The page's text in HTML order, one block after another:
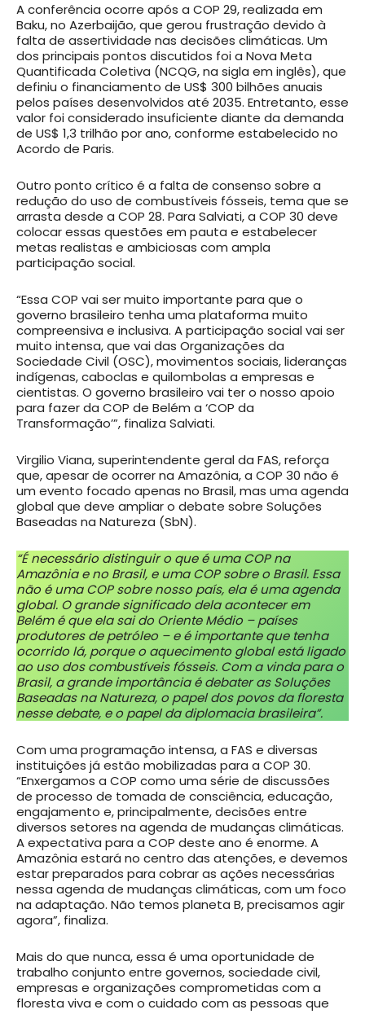
A conferência ocorre após a COP 29, realizada em
Baku, no Azerbaijão, que gerou frustração devido à
falta de assertividade nas decisões climáticas. Um
dos principais pontos discutidos foi a Nova Meta
Quantificada Coletiva (NCQG, na sigla em inglês), que
definiu o financiamento de US$ 300 bilhões anuais
pelos países desenvolvidos até 2035. Entretanto, esse
valor foi considerado insuficiente diante da demanda
de US$ 1,3 trilhão por ano, conforme estabelecido no
Acordo de Paris.
Outro ponto crítico é a falta de consenso sobre a
redução do uso de combustíveis fósseis, tema que se
arrasta desde a COP 28. Para Salviati, a COP 30 deve
colocar essas questões em pauta e estabelecer
metas realistas e ambiciosas com ampla
participação social.
“Essa COP vai ser muito importante para que o
governo brasileiro tenha uma plataforma muito
compreensiva e inclusiva. A participação social vai ser
muito intensa, que vai das Organizações da
Sociedade Civil (OSC), movimentos sociais, lideranças
indígenas, caboclas e quilombolas a empresas e
cientistas. O governo brasileiro vai ter o nosso apoio
para fazer da COP de Belém a ‘COP da
Transformação’”, finaliza Salviati.
Virgilio Viana, superintendente geral da FAS, reforça
que, apesar de ocorrer na Amazônia, a COP 30 não é
um evento focado apenas no Brasil, mas uma agenda
global que deve ampliar o debate sobre Soluções
Baseadas na Natureza (SbN).
“É necessário distinguir o que é uma COP na
Amazônia e no Brasil, e uma COP sobre o Brasil. Essa
não é uma COP sobre nosso país, ela é uma agenda
global. O grande significado dela acontecer em
Belém é que ela sai do Oriente Médio – países
produtores de petróleo – e é importante que tenha
ocorrido lá, porque o aquecimento global está ligado
ao uso dos combustíveis fósseis. Com a vinda para o
Brasil, a grande importância é debater as Soluções
Baseadas na Natureza, o papel dos povos da floresta
nesse debate, e o papel da diplomacia brasileira”.
Com uma programação intensa, a FAS e diversas
instituições já estão mobilizadas para a COP 30.
“Enxergamos a COP como uma série de discussões
de processo de tomada de consciência, educação,
engajamento e, principalmente, decisões entre
diversos setores na agenda de mudanças climáticas.
A expectativa para a COP deste ano é enorme. A
Amazônia estará no centro das atenções, e devemos
estar preparados para cobrar as ações necessárias
nessa agenda de mudanças climáticas, com um foco
na adaptação. Não temos planeta B, precisamos agir
agora”, finaliza.
Mais do que nunca, essa é uma oportunidade de
trabalho conjunto entre governos, sociedade civil,
empresas e organizações comprometidas com a
floresta viva e com o cuidado com as pessoas que